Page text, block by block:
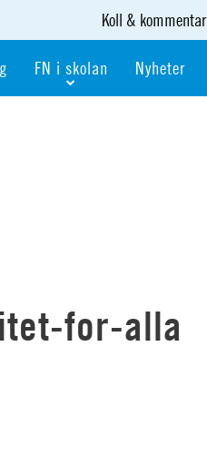
Koll & kommentar
FN i skolan Nyheter
for-alla